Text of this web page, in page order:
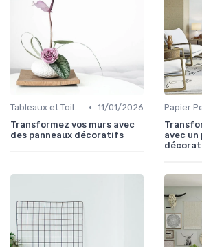
Tableaux et Toiles • 11/01/2026
Transformez vos murs avec
des panneaux décoratifs
avec un